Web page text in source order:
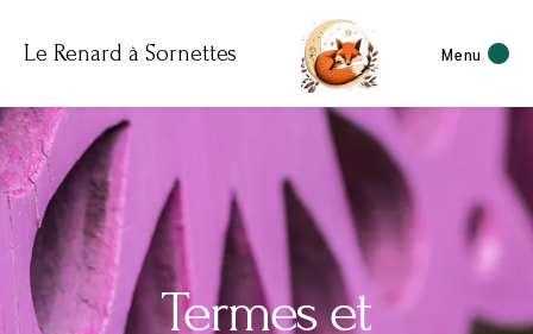
Le Renard à Sornettes Menu
Termes et